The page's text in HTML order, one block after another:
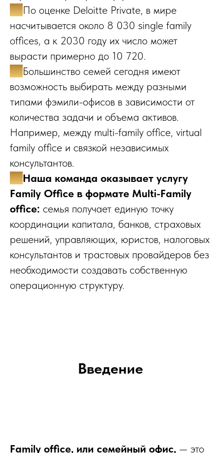
✔️По оценке Deloitte Private, в мире
насчитывается около 8 030 single family
offices, а к 2030 году их число может
вырасти примерно до 10 720.
✔️Большинство семей сегодня имеют
возможность выбирать между разными
типами фэмили-офисов в зависимости от
количества задачи и объема активов.
Например, между multi-family office, virtual
family office и связкой независимых
консультантов.
✔️Наша команда оказывает услугу
Family Office в формате Multi-Family
office: семья получает единую точку
координации капитала, банков, страховых
решений, управляющих, юристов, налоговых
консультантов и трастовых провайдеров без
необходимости создавать собственную
операционную структуру.
Введение
Family office, или семейный офис, — это